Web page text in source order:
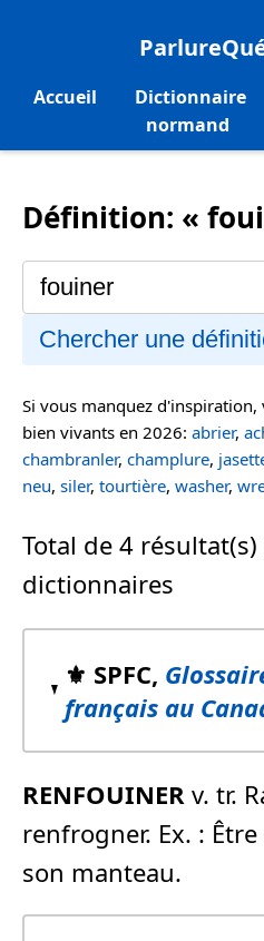
Accueil Dictionnaire
normand
Définition: «
Chercher une
Si vous manquez
bien vivants en 2026: abrier,
chambranler, champlure,
neu, siler, tourtière, washer,
Total de 4
dictionnaires
⚜️ SPFC,
français au
RENFOUINER v. tr.
renfrogner. Ex. :
son manteau.